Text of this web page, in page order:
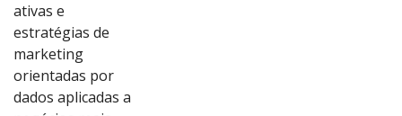
ativas e
estratégias de
marketing
orientadas por
dados aplicadas a